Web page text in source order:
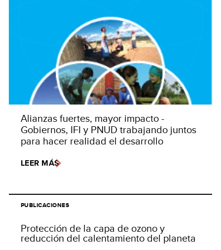
Alianzas fuertes, mayor impacto -
Gobiernos, IFI y PNUD trabajando juntos
para hacer realidad el desarrollo
LEER MÁS
PUBLICACIONES
Protección de la capa de ozono y
reducción del calentamiento del planeta